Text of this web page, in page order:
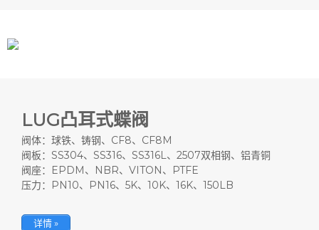
LUG凸耳式蝶阀
阀体：球铁、铸钢、CF8、CF8M
阀板：SS304、SS316、SS316L、2507双相钢、铝青铜
阀座：EPDM、NBR、VITON、PTFE
压力：PN10、PN16、5K、10K、16K、150LB
详情 »